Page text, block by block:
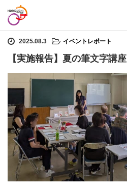
ホーム
2025.08.3 イベントレポート
【実施報告】夏の筆文字講座